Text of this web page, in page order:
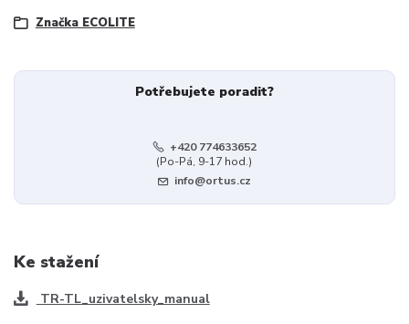
Značka ECOLITE
Potřebujete poradit?
+420 774633652
(Po-Pá, 9-17 hod.)
info@ortus.cz
Ke stažení
TR-TL_uzivatelsky_manual